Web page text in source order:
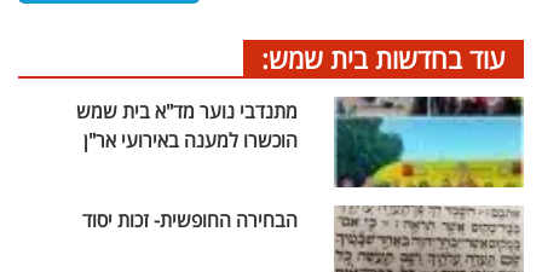
עוד בחדשות בית שמש:
מתנדבי נוער מד"א בית שמש
הוכשרו למענה באירועי אר"ן
הבחירה החופשית- זכות יסוד